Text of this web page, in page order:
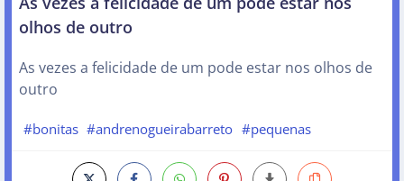
olhos de outro
As vezes a felicidade de um pode estar nos olhos de
outro
#bonitas #andrenogueirabarreto #pequenas